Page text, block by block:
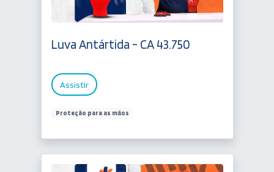
Luva Antártida - CA 43.750
Assistir
Proteção para as mãos